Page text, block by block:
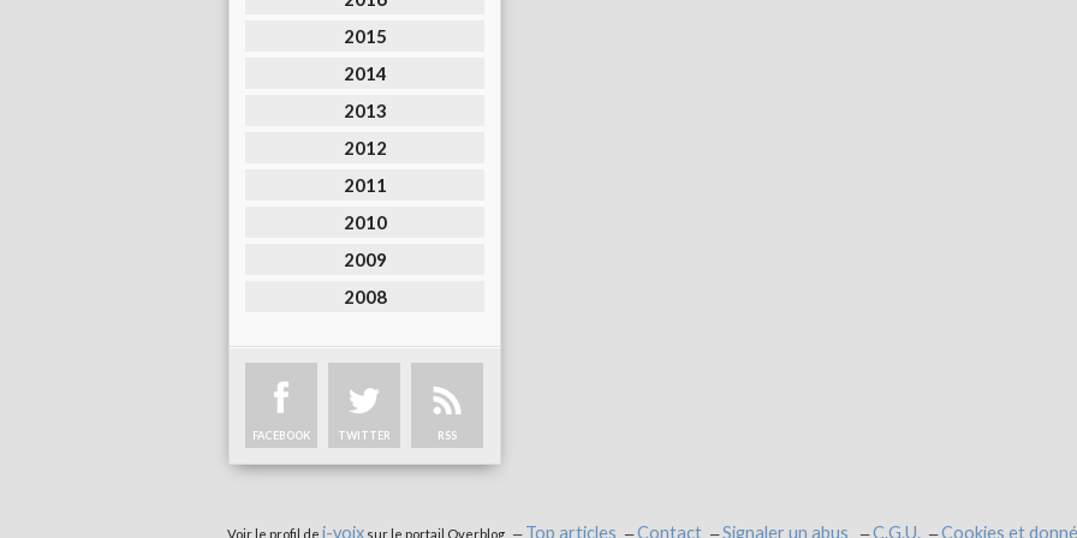
2015
2014
2013
2012
2011
2010
2009
2008
FACEBOOK TWITTER RSS
Voir le profil de i-voixsur le portail Overblog Top articles Contact Signaler un abus C.G.U. Cookies et